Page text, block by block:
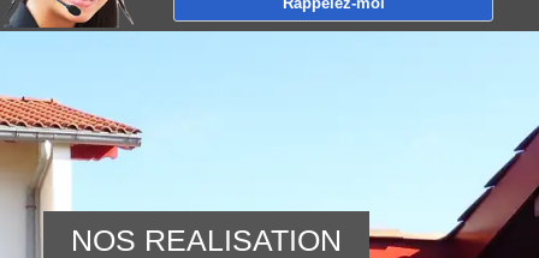
NOS REALISATION